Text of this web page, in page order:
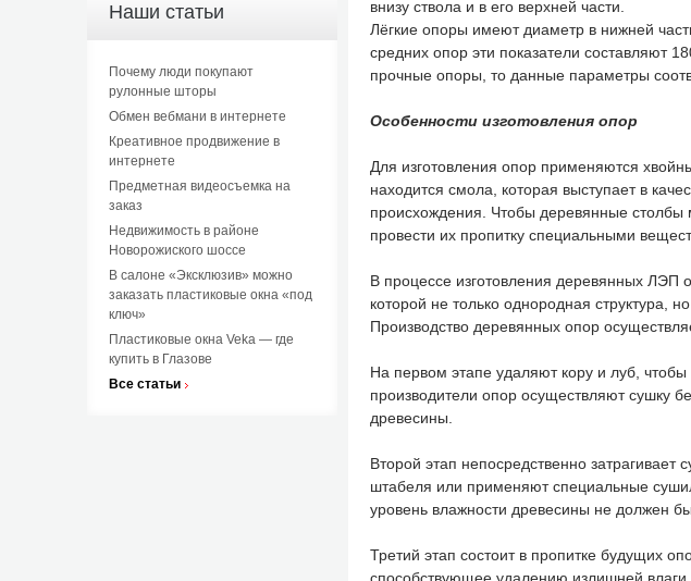
Наши статьи
Почему люди покупают
рулонные шторы
Обмен вебмани в интернете
Креативное продвижение в
интернете
Предметная видеосъемка на
заказ
Недвижимость в районе
Новорожиского шоссе
В салоне «Эксклюзив» можно
заказать пластиковые окна «под
ключ»
Пластиковые окна Veka — где
купить в Глазове
Все статьи
внизу ствола и в его верхней части.
Лёгкие опоры имеют диаметр в нижней
средних опор эти показатели составляют
прочные опоры, то данные параметры
Особенности изготовления опор
Для изготовления опор применяются
находится смола, которая выступает в
происхождения. Чтобы деревянные
провести их пропитку специальными
В процессе изготовления деревянных
которой не только однородная структура,
Производство деревянных опор
На первом этапе удаляют кору и луб,
производители опор осуществляют сушку
древесины.
Второй этап непосредственно
штабеля или применяют специальные
уровень влажности древесины не должен
Третий этап состоит в пропитке будущих